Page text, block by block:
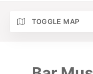
TOGGLE MAP